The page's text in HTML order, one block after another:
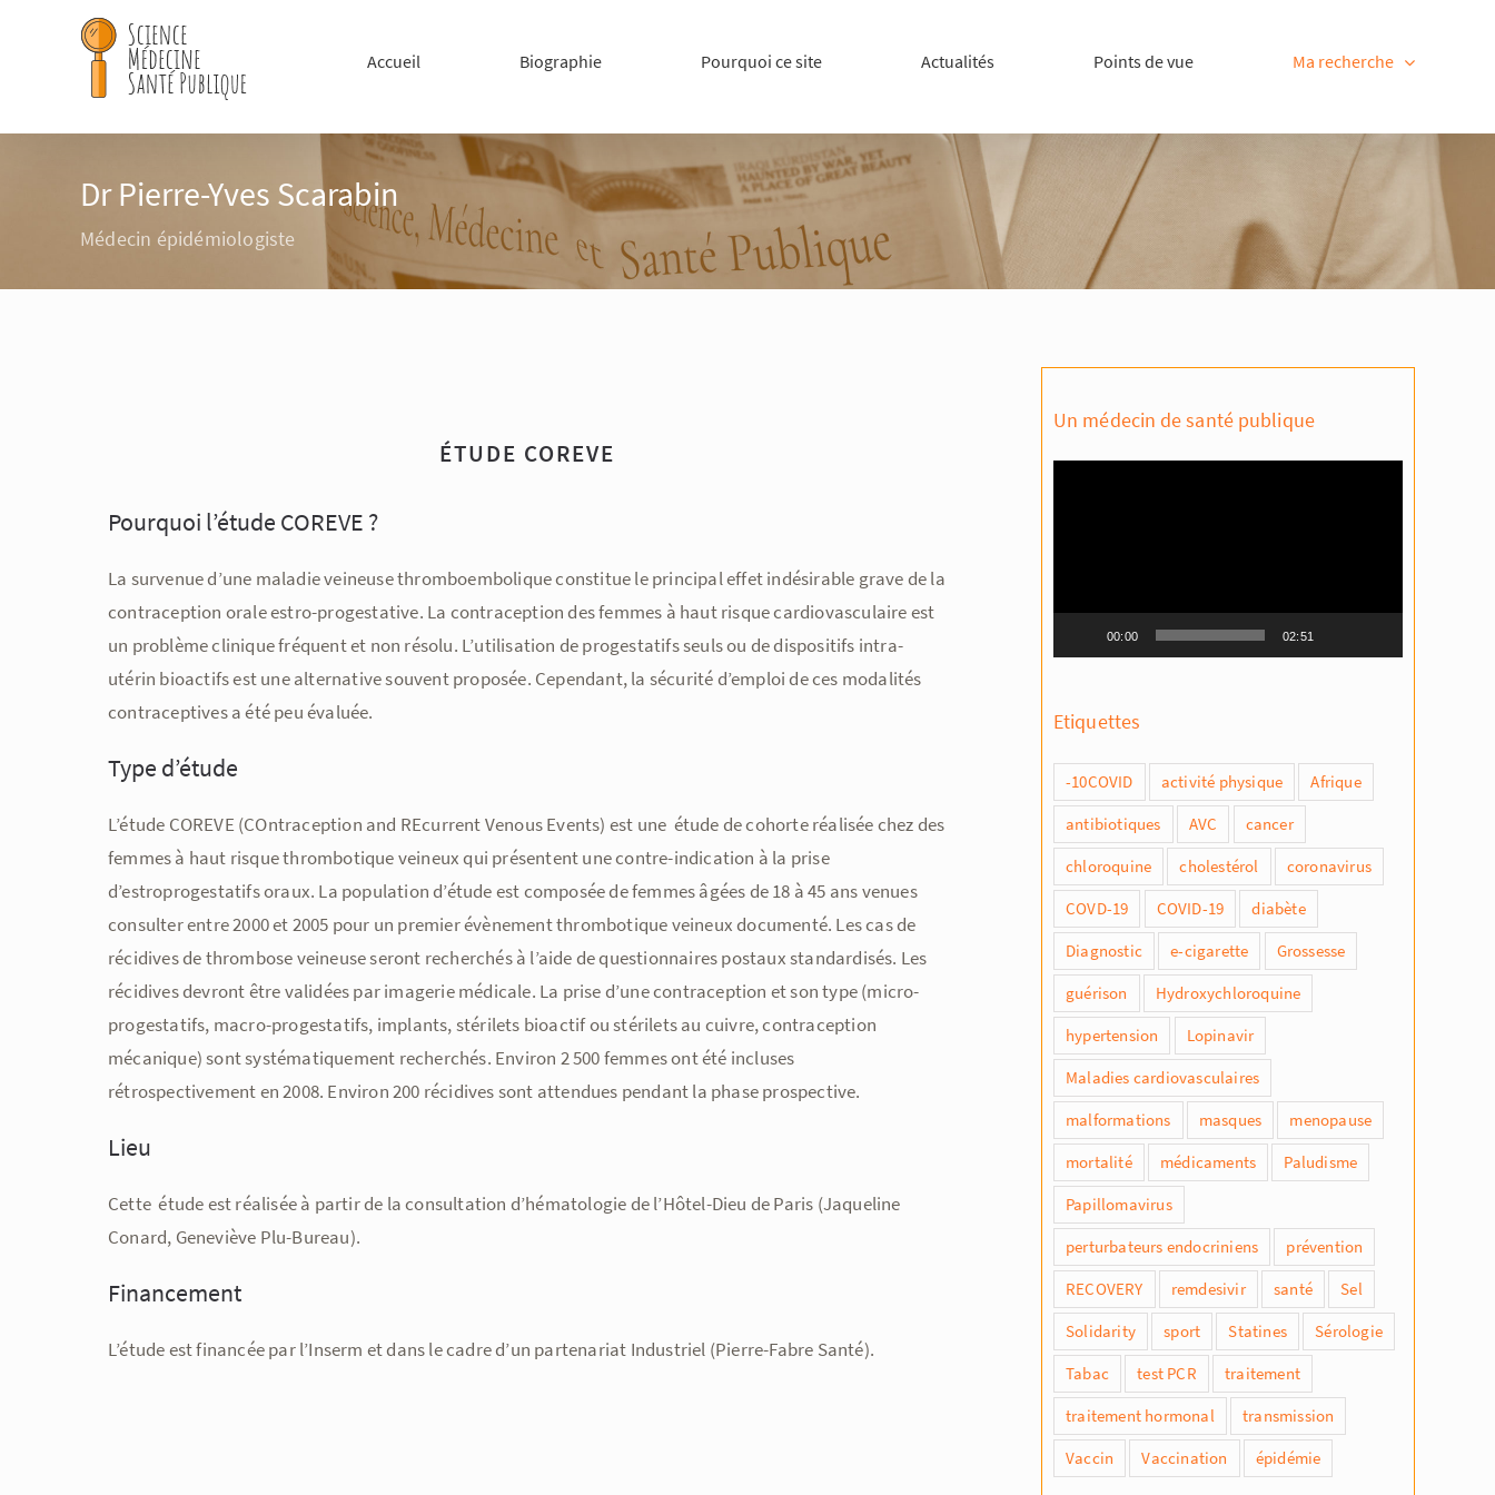
Accueil Biographie Pourquoi ce site Actualités Points de vue Ma recherche
Dr Pierre-Yves Scarabin
Médecin épidémiologiste
ÉTUDE COREVE
Pourquoi l’étude COREVE ?
La survenue d’une maladie veineuse thromboembolique constitue le principal effet indésirable grave de la
contraception orale estro-progestative. La contraception des femmes à haut risque cardiovasculaire est
un problème clinique fréquent et non résolu. L’utilisation de progestatifs seuls ou de dispositifs intra-
utérin bioactifs est une alternative souvent proposée. Cependant, la sécurité d’emploi de ces modalités
contraceptives a été peu évaluée.
Type d’étude
L’étude COREVE (COntraception and REcurrent Venous Events) est une étude de cohorte réalisée chez des
femmes à haut risque thrombotique veineux qui présentent une contre-indication à la prise
d’estroprogestatifs oraux. La population d’étude est composée de femmes âgées de 18 à 45 ans venues
consulter entre 2000 et 2005 pour un premier évènement thrombotique veineux documenté. Les cas de
récidives de thrombose veineuse seront recherchés à l’aide de questionnaires postaux standardisés. Les
récidives devront être validées par imagerie médicale. La prise d’une contraception et son type (micro-
progestatifs, macro-progestatifs, implants, stérilets bioactif ou stérilets au cuivre, contraception
mécanique) sont systématiquement recherchés. Environ 2 500 femmes ont été incluses
rétrospectivement en 2008. Environ 200 récidives sont attendues pendant la phase prospective.
Lieu
Cette étude est réalisée à partir de la consultation d’hématologie de l’Hôtel-Dieu de Paris (Jaqueline
Conard, Geneviève Plu-Bureau).
Financement
L’étude est financée par l’Inserm et dans le cadre d’un partenariat Industriel (Pierre-Fabre Santé).
Un médecin de santé publique
00:00 02:51
Etiquettes
-10COVID activité physique
Afrique
antibiotiques
AVC
cancer
chloroquine
cholestérol
coronavirus
COVD-19
COVID-19
diabète
Diagnostic
e-cigarette
Grossesse
guérison
Hydroxychloroquine
hypertension
Lopinavir
Maladies cardiovasculaires
malformations
masques
menopause
mortalité
médicaments
Paludisme
Papillomavirus
perturbateurs endocriniens
prévention
RECOVERY
remdesivir santé
Sel
Solidarity
sport Statines
Sérologie
Tabac
test PCR
traitement
traitement hormonal
transmission
Vaccin
Vaccination épidémie